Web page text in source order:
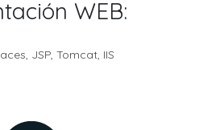
WEB:
JSP, Tomcat, IIS